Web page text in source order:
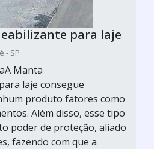
para laje
- SP
Manta
laje consegue
produto fatores como
Além disso, esse tipo
poder de proteção, aliado
fazendo com que a